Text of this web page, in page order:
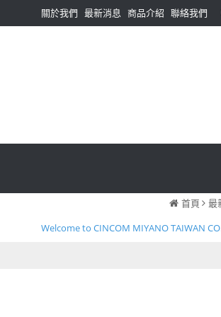
關於我們 最新消息 商品介紹 聯絡我們
首頁
最
Welcome to CINCOM MIYANO TAIWAN